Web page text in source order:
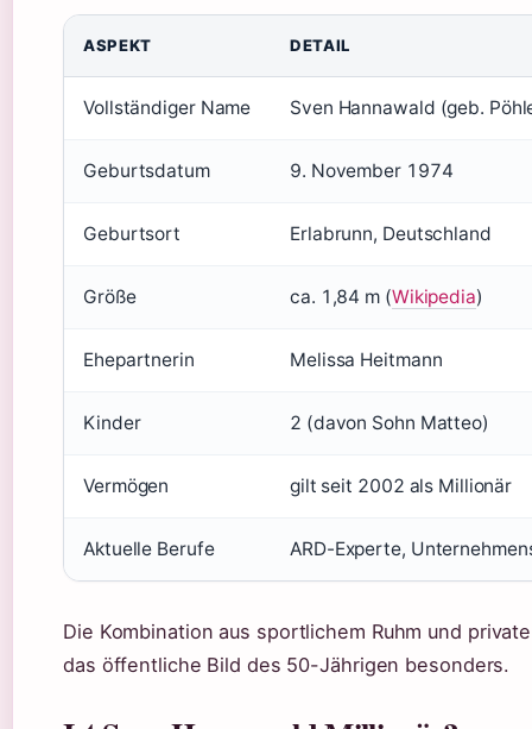
ASPEKT DETAIL
Vollständiger Name Sven Hannawald (geb.
Geburtsdatum 9. November 1974
Geburtsort Erlabrunn, Deutschland
Größe ca. 1,84 m (Wikipedia)
Ehepartnerin Melissa Heitmann
Kinder 2 (davon Sohn Matteo)
Vermögen gilt seit 2002 als Millionär
Aktuelle Berufe ARD-Experte,
Die Kombination aus sportlichem Ruhm und
das öffentliche Bild des 50-Jährigen besonders.